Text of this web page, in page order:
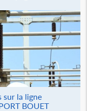
sur la ligne
BOUET